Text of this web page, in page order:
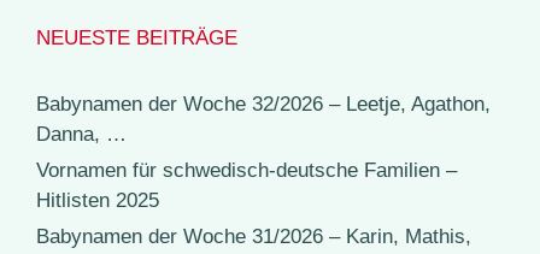
NEUESTE BEITRÄGE
Babynamen der Woche 32/2026 – Leetje, Agathon,
Danna, …
Vornamen für schwedisch-deutsche Familien –
Hitlisten 2025
Babynamen der Woche 31/2026 – Karin, Mathis,